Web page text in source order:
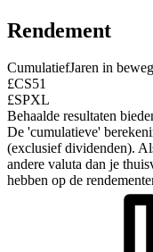
Rendement
CumulatiefJaren in
£CS51
£SPXL
Behaalde resultaten
De 'cumulatieve'
(exclusief dividenden).
andere valuta dan je
hebben op de